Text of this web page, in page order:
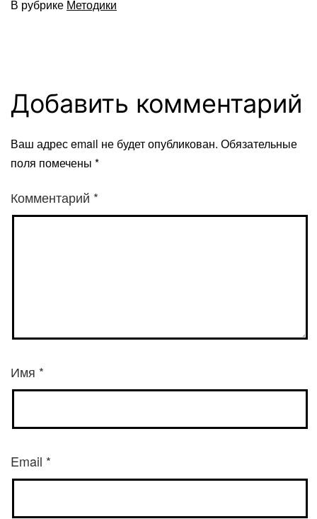
В рубрике Методики
Добавить комментарий
Ваш адрес email не будет опубликован. Обязательные
поля помечены *
Комментарий *
Имя *
Email *